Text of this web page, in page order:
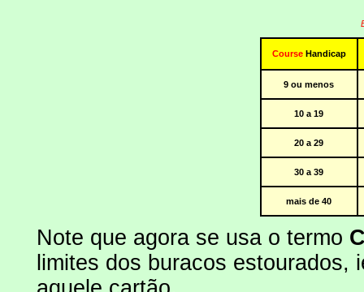
CourseHandicap
9 ou menos
10 a 19
20 a 29
30 a 39
mais de 40
Note que agora se usa o termo
limites dos buracos